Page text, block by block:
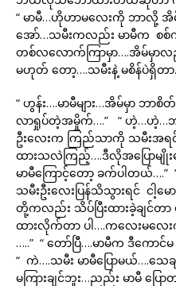
“ မာမီ…ဟိုဟာမလေးကို ဘာလို့ အိ
အော်…သမီးကလည်း မာမီက စစ်ကို
တစ်လလောက်ကြာမှာ….အိမ်မှာ
မဟုတ် တော့….သမီးနဲ့ မစိန်ပဲရှိတာ
“ ဟွန်း….မာမီများ…အိမ်မှာ ဘ
လာရှုပ်တဲ့အမှိုက်….” “ ဟဲ့…ဟဲ့…
ဦးလေးက ကြည်သာကို သမီးအ
ထားသလဲကြည့်….ဒီလိုအပြောမျိုးတွ
မာမီကြောင့်တော့ ခက်ပါတယ်
သမီးဦးလေးပြန်သိသွားရင် ငါ့
တို့ကလည်း သိပ်ပြီးထားခဲ့ချင်တ
ထားလိုက်တာ ပါ….ကလေးမလေး
…..” “ တော်ပြီ….မာမီက ဒီကောင်မ
“ ကဲ….သမီး မာမီပြောမယ်….သေ
မကြားချင်ဘူး…ညည်း မာမီ ပြော